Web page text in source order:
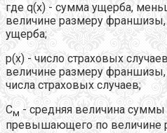
где q(x) - сумма ущерба,
величине размеру
ущерба;
р(x) - число страховых
величине размеру
числа страховых случаев;
Cм - средняя величина
превышающего по величине